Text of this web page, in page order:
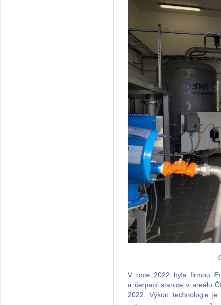
V roce 2022 byla firmou
a čerpací stanice v areálu
2022. Výkon technologie